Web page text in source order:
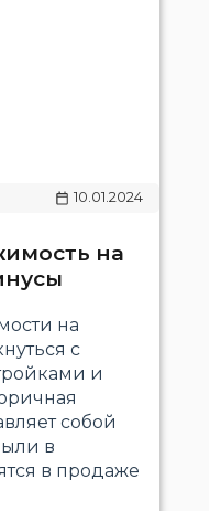
10.01.2024
на
на
с
и
собой
в
в продаже